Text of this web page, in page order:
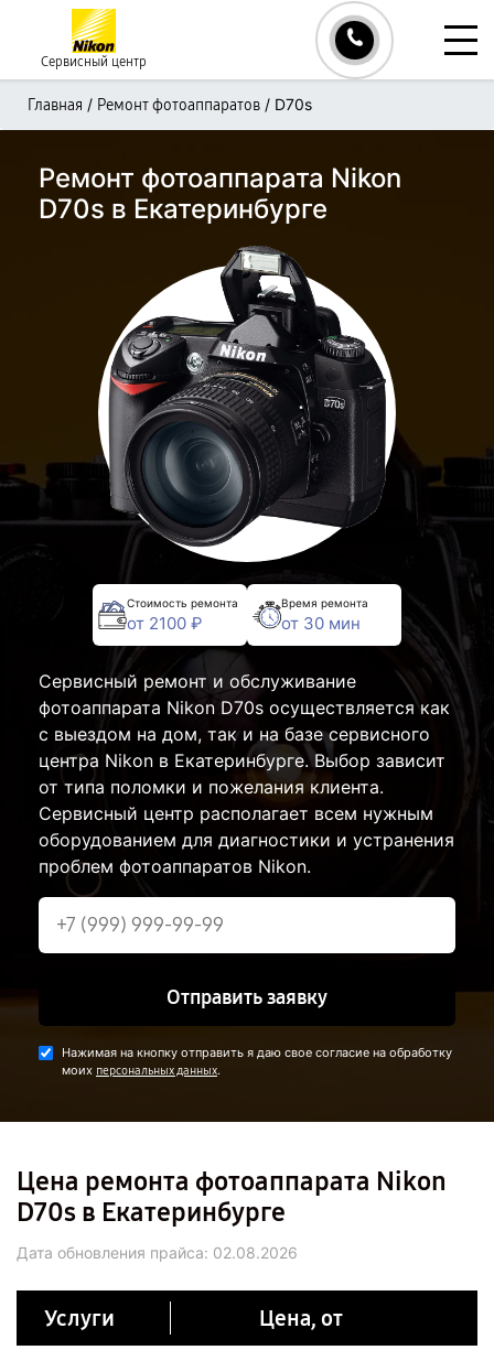
Сервисный центр
Главная / Ремонт фотоаппаратов / D70s
Ремонт фотоаппарата Nikon
D70s в Екатеринбурге
Стоимость ремонта
от 2100 ₽
Время ремонта
от 30 мин
Сервисный ремонт и обслуживание
фотоаппарата Nikon D70s осуществляется как
с выездом на дом, так и на базе сервисного
центра Nikon в Екатеринбурге. Выбор зависит
от типа поломки и пожелания клиента.
Сервисный центр располагает всем нужным
оборудованием для диагностики и устранения
проблем фотоаппаратов Nikon.
Отправить заявку
Нажимая на кнопку отправить я даю свое согласие на обработку
моих персональных данных.
Цена ремонта фотоаппарата Nikon
D70s в Екатеринбурге
Дата обновления прайса: 02.08.2026
Услуги Цена, от